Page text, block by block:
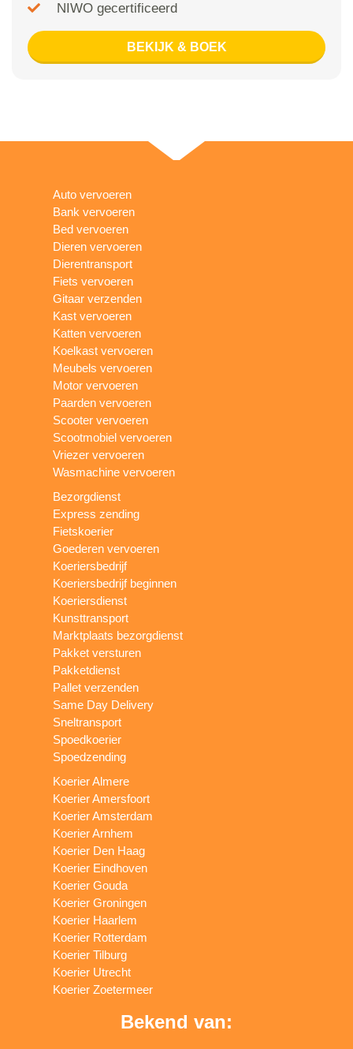
NIWO gecertificeerd
BEKIJK & BOEK
Auto vervoeren
Bank vervoeren
Bed vervoeren
Dieren vervoeren
Dierentransport
Fiets vervoeren
Gitaar verzenden
Kast vervoeren
Katten vervoeren
Koelkast vervoeren
Meubels vervoeren
Motor vervoeren
Paarden vervoeren
Scooter vervoeren
Scootmobiel vervoeren
Vriezer vervoeren
Wasmachine vervoeren
Bezorgdienst
Express zending
Fietskoerier
Goederen vervoeren
Koeriersbedrijf
Koeriersbedrijf beginnen
Koeriersdienst
Kunsttransport
Marktplaats bezorgdienst
Pakket versturen
Pakketdienst
Pallet verzenden
Same Day Delivery
Sneltransport
Spoedkoerier
Spoedzending
Koerier Almere
Koerier Amersfoort
Koerier Amsterdam
Koerier Arnhem
Koerier Den Haag
Koerier Eindhoven
Koerier Gouda
Koerier Groningen
Koerier Haarlem
Koerier Rotterdam
Koerier Tilburg
Koerier Utrecht
Koerier Zoetermeer
Bekend van: